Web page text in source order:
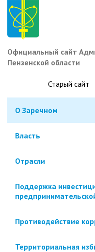
Перейти
основному
содержанию
Официальный сайт
Пензенской области
Старый сайт
О Заречном
Власть
Отрасли
Поддержка
Противодействие
Территориальная